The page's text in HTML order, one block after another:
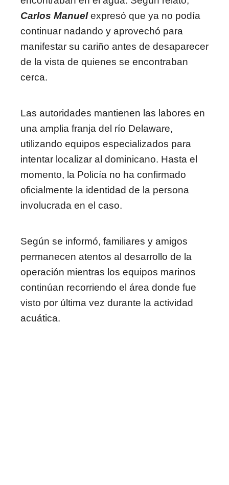
Carlos Manuelexpresó que ya no podía
continuar nadando y aprovechó para
manifestar su cariño antes de desaparecer
de la vista de quienes se encontraban
cerca.
Las autoridades mantienen las labores en
una amplia franja del río Delaware,
utilizando equipos especializados para
intentar localizar al dominicano. Hasta el
momento, la Policía no ha confirmado
oficialmente la identidad de la persona
involucrada en el caso.
Según se informó, familiares y amigos
permanecen atentos al desarrollo de la
operación mientras los equipos marinos
continúan recorriendo el área donde fue
visto por última vez durante la actividad
acuática.